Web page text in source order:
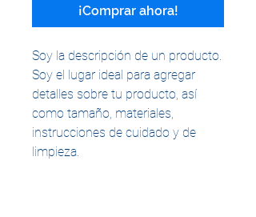
¡Comprar ahora!
Soy la descripción de un producto.
Soy el lugar ideal para agregar
detalles sobre tu producto, así
como tamaño, materiales,
instrucciones de cuidado y de
limpieza.